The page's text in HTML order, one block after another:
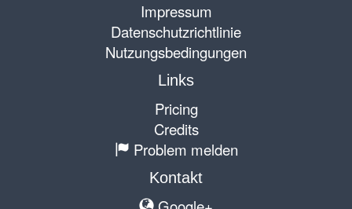
Impressum
Datenschutzrichtlinie
Nutzungsbedingungen
Links
Pricing
Credits
Problem melden
Kontakt